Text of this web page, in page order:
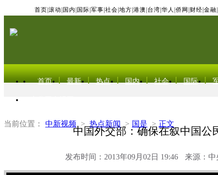
首页 滚动 国内 国际 军事 社会 地方 港澳 台湾 华人 侨网 财经 金融
首页 最新 热点 国内 社会 国际
当前位置： 中新视频 > 热点新闻 > 国是 > 正文
中国外交部：确保在叙中国公
发布时间：2013年09月02日 19:46 来源：中